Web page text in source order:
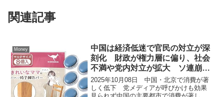
関連記事
Money
中国は経済低迷で官民の対立が深
刻化 財政が権力層に偏り、社会
不満や党内対立が拡大 ソ連崩壊
前のような事態に進む恐れ
2025年10月08日 中国・北京で消費が著
しく低下 党メディアが呼びかけも効果